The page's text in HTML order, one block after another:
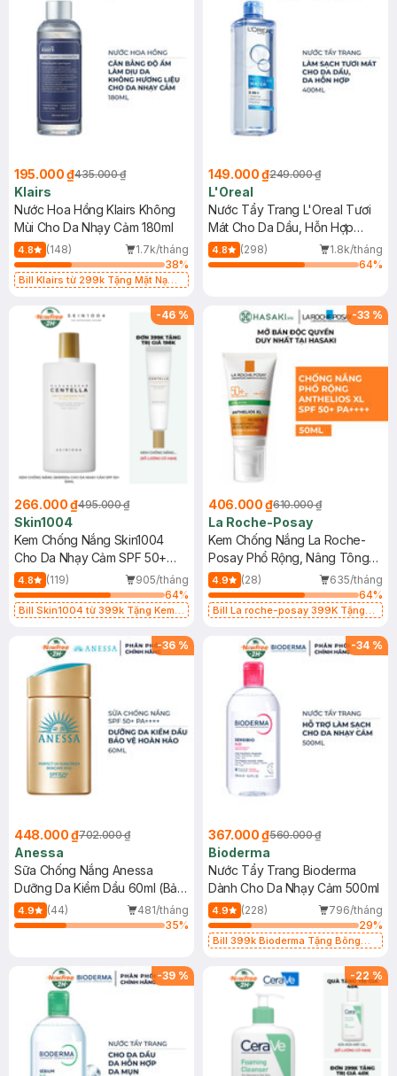
195.000 ₫435.000 ₫
Klairs
Nước Hoa Hồng Klairs Không
Mùi Cho Da Nhạy Cảm 180ml
4.8 (148)
1.7k/tháng
38%
Bill Klairs từ 299k Tặng Mặt Nạ
25ml (SL Có Hạn)
149.000 ₫249.000 ₫
L'Oreal
Nước Tẩy Trang L'Oreal Tươi
Mát Cho Da Dầu, Hỗn Hợp
400ml
4.8 (298)
1.8k/tháng
64%
-46 %
266.000 ₫495.000 ₫
Skin1004
Kem Chống Nắng Skin1004
Cho Da Nhạy Cảm SPF 50+
50ml
4.8 (119)
905/tháng
64%
Bill Skin1004 từ 399k Tặng Kem
SPF 50+ 20ml (SL Có Hạn)
-33 %
406.000 ₫610.000 ₫
La Roche-Posay
Kem Chống Nắng La Roche-
Posay Phổ Rộng, Nâng Tông
Kiềm Dầu 50ml
4.9 (28)
635/tháng
64%
Bill La roche-posay 399K Tặng
(SL có hạn)
-36 %
448.000 ₫702.000 ₫
Anessa
Sữa Chống Nắng Anessa
Dưỡng Da Kiềm Dầu 60ml (Bản
Mới)
4.9 (44)
481/tháng
35%
-34 %
367.000 ₫560.000 ₫
Bioderma
Nước Tẩy Trang Bioderma
Dành Cho Da Nhạy Cảm 500ml
4.9 (228)
796/tháng
29%
Bill 399k Bioderma Tặng Bông
-39 % -22 %